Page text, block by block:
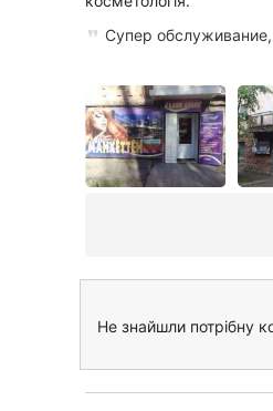
Супер
Не знайшли потрібну